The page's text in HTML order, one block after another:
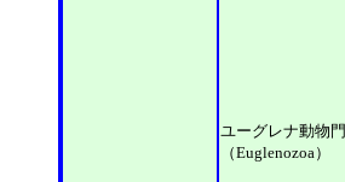
ユーグレナ動物門
（Euglenozoa）